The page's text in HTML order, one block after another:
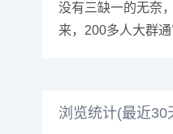
没有三缺一的无奈
来，200多人大群通
浏览统计(最近30